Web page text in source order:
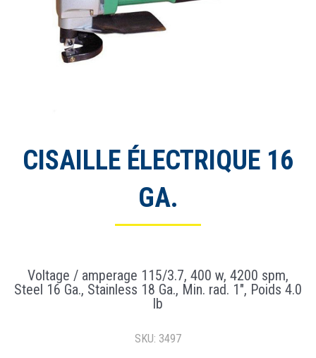
CISAILLE ÉLECTRIQUE 16
GA.
Voltage / amperage 115/3.7, 400 w, 4200 spm,
Steel 16 Ga., Stainless 18 Ga., Min. rad. 1″, Poids 4.0
lb
SKU: 3497